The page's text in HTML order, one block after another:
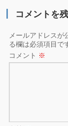
コメントを
メールアドレスが
る欄は必須項目で
コメント ※